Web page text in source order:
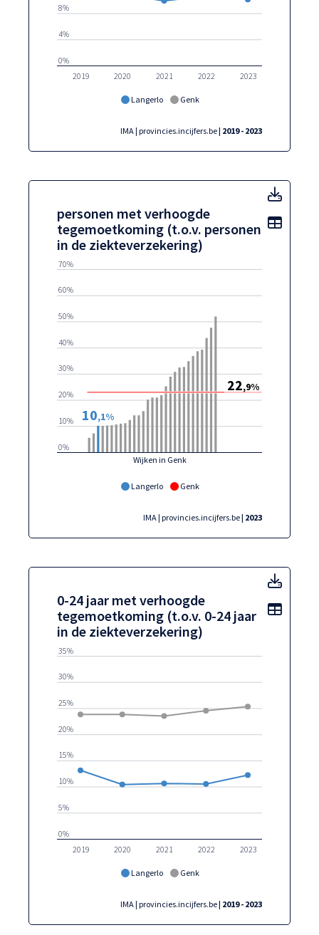
Langerlo Genk
2019 2020 2021 2022 2023
0%
4%
8%
IMA | provincies.incijfers.be| 2019 - 2023
personen met verhoogde
tegemoetkoming (t.o.v. personen
in de ziekteverzekering)
Langerlo Genk
Wijken in Genk
0%
10%
20%
30%
40%
50%
60%
70%
10,1%
22,9%
IMA | provincies.incijfers.be| 2023
Toon
0-24 jaar met verhoogde
tegemoetkoming (t.o.v. 0-24 jaar
in de ziekteverzekering)
Langerlo Genk
2019 2020 2021 2022 2023
0%
5%
10%
15%
20%
25%
30%
35%
IMA | provincies.incijfers.be| 2019 - 2023
0-24
Toon